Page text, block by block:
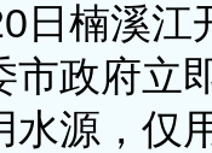
日楠溪江
市政府立
水源，仅